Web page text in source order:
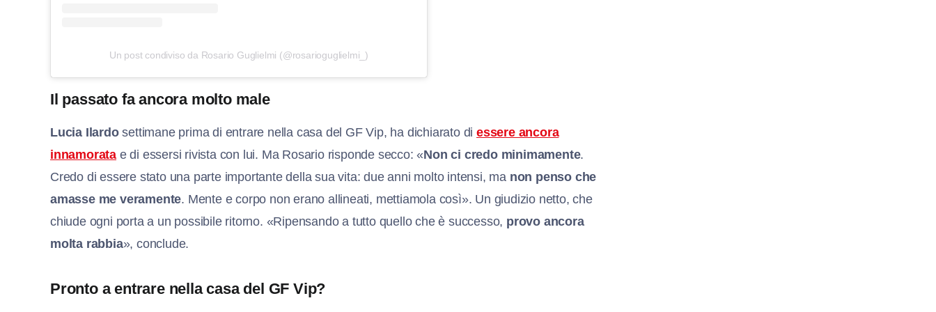
Un post condiviso da Rosario Guglielmi (@rosarioguglielmi_)
Il passato fa ancora molto male
Lucia Ilardosettimane prima di entrare nella casa del GF Vip, ha dichiarato diessere ancora
innamorata e di essersi rivista con lui. Ma Rosario risponde secco: «Non ci credo minimamente.
Credo di essere stato una parte importante della sua vita: due anni molto intensi, ma non penso che
amasse me veramente. Mente e corpo non erano allineati, mettiamola così». Un giudizio netto, che
chiude ogni porta a un possibile ritorno. «Ripensando a tutto quello che è successo, provo ancora
molta rabbia», conclude.
Pronto a entrare nella casa del GF Vip?